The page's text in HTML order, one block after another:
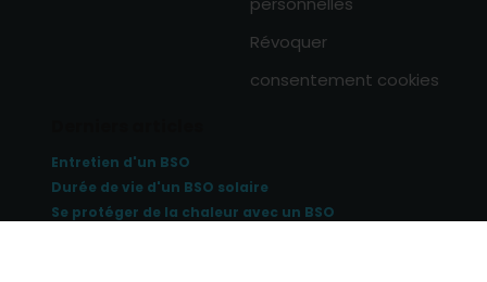
Révoquer
consentement cookies
Entretien d'un BSO
Durée de vie d'un BSO solaire
Se protéger de la chaleur avec un BSO